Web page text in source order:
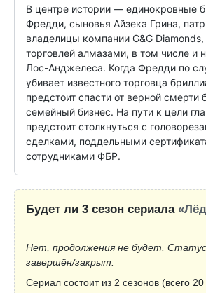
В центре истории — единокровные
Фредди, сыновья Айзека Грина,
владелицы компании G&G
торговлей алмазами, в том числе и
Лос-Анджелеса. Когда Фредди по
убивает известного торговца
предстоит спасти от верной смерти
семейный бизнес. На пути к цели
предстоит столкнуться с
сделками, поддельными
сотрудниками ФБР.
Будет ли 3 сезон сериала
Нет, продолжения не будет.
завершён/закрыт.
Сериал состоит из 2 сезонов (всего 20